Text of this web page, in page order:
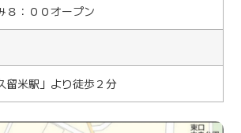
：００オープン
留米駅」より徒歩２分